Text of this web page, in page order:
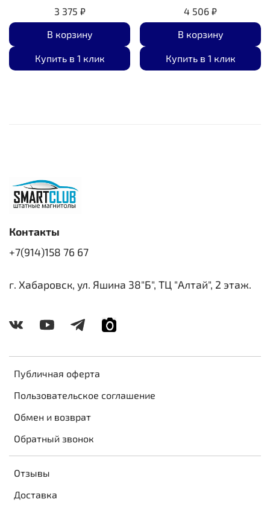
3 375 ₽
В корзину
Купить в 1 клик
4 506 ₽
В корзину
Купить в 1 клик
Публичная оферта
Пользовательское соглашение
Обмен и возврат
Обратный звонок
Отзывы
Доставка
Контакты
+7(914)158 76 67
г. Хабаровск, ул. Яшина 38"Б", ТЦ "Алтай", 2 этаж.